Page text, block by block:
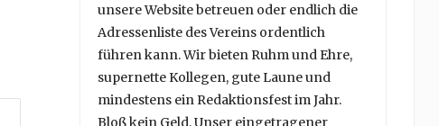
unsere Website betreuen oder endlich die
Adressenliste des Vereins ordentlich
führen kann. Wir bieten Ruhm und Ehre,
supernette Kollegen, gute Laune und
mindestens ein Redaktionsfest im Jahr.
Bloß kein Geld. Unser eingetragener